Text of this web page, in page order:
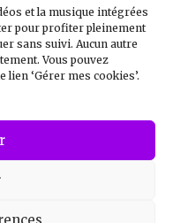
et la musique intégrées
pour profiter pleinement
sans suivi. Aucun autre
Vous pouvez
‘Gérer mes cookies’.
(UE)